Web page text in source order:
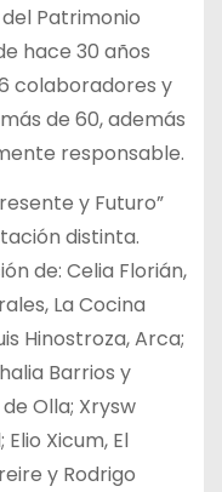
Patrimonio
hace 30 años
colaboradores y
de 60, además
responsable.
y Futuro”
distinta.
de: Celia Florián,
La Cocina
Hinostroza, Arca;
Barrios y
Olla; Xrysw
Xicum, El
y Rodrigo